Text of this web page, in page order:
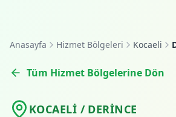
Anasayfa Hizmet Bölgeleri Kocaeli
Tüm Hizmet Bölgelerine Dön
KOCAELI / DERINCE